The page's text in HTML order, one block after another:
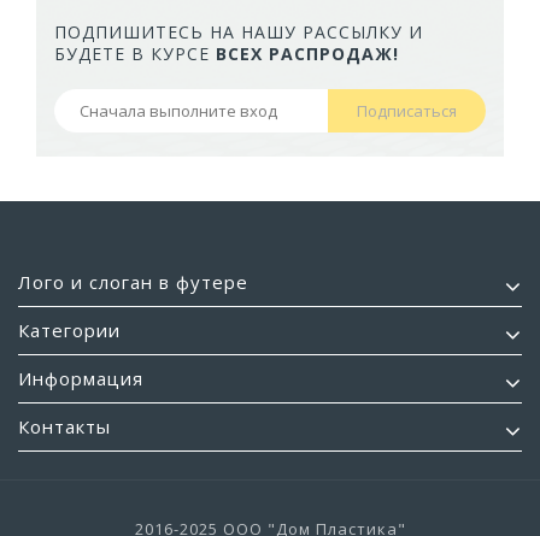
ПОДПИШИТЕСЬ НА НАШУ РАССЫЛКУ И
БУДЕТЕ В КУРСЕ ВСЕХ РАСПРОДАЖ!
Подписаться
Лого и слоган в футере
Категории
Информация
Контакты
2016-2025 ООО "Дом Пластика"